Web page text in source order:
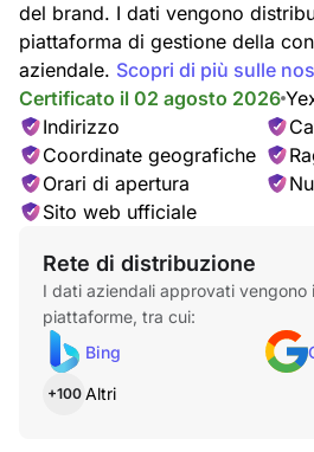
del brand. I dati vengono
piattaforma di gestione della
aziendale. Scopri di più sulle
Certificato il 02 agosto 2026
Indirizzo
Coordinate geografiche
Orari di apertura
Sito web ufficiale
Rete di distribuzione
I dati aziendali approvati vengono
piattaforme, tra cui:
Bing
+100 Altri